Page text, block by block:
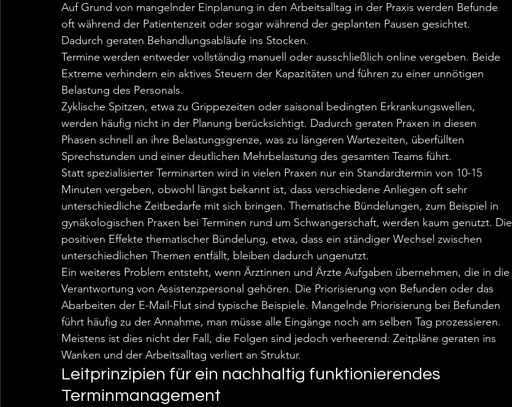
Auf Grund von mangelnder Einplanung in den Arbeitsalltag in der Praxis werden Befunde
oft während der Patientenzeit oder sogar während der geplanten Pausen gesichtet.
Dadurch geraten Behandlungsabläufe ins Stocken.
Termine werden entweder vollständig manuell oder ausschließlich online vergeben. Beide
Extreme verhindern ein aktives Steuern der Kapazitäten und führen zu einer unnötigen
Belastung des Personals.
Zyklische Spitzen, etwa zu Grippezeiten oder saisonal bedingten Erkrankungswellen,
werden häufig nicht in der Planung berücksichtigt. Dadurch geraten Praxen in diesen
Phasen schnell an ihre Belastungsgrenze, was zu längeren Wartezeiten, überfüllten
Sprechstunden und einer deutlichen Mehrbelastung des gesamten Teams führt.
Statt spezialisierter Terminarten wird in vielen Praxen nur ein Standardtermin von 10-15
Minuten vergeben, obwohl längst bekannt ist, dass verschiedene Anliegen oft sehr
unterschiedliche Zeitbedarfe mit sich bringen. Thematische Bündelungen, zum Beispiel in
gynäkologischen Praxen bei Terminen rund um Schwangerschaft, werden kaum genutzt. Die
positiven Effekte thematischer Bündelung, etwa, dass ein ständiger Wechsel zwischen
unterschiedlichen Themen entfällt, bleiben dadurch ungenutzt.
Ein weiteres Problem entsteht, wenn Ärztinnen und Ärzte Aufgaben übernehmen, die in die
Verantwortung von Assistenzpersonal gehören. Die Priorisierung von Befunden oder das
Abarbeiten der E-Mail-Flut sind typische Beispiele. Mangelnde Priorisierung bei Befunden
führt häufig zu der Annahme, man müsse alle Eingänge noch am selben Tag prozessieren.
Meistens ist dies nicht der Fall, die Folgen sind jedoch verheerend: Zeitpläne geraten ins
Wanken und der Arbeitsalltag verliert an Struktur.
Leitprinzipien für ein nachhaltig funktionierendes
Terminmanagement